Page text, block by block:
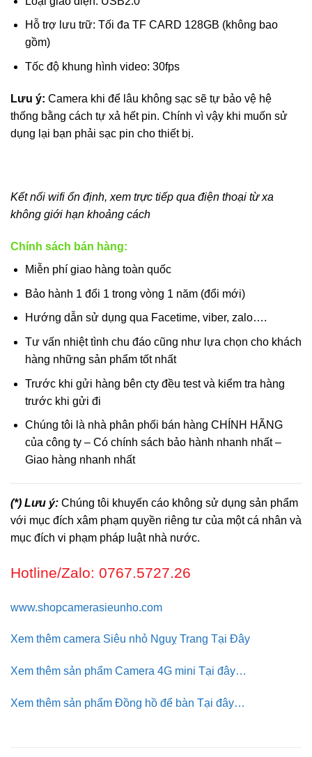
Hỗ trợ lưu trữ: Tối đa TF CARD 128GB (không bao
gồm)
Tốc độ khung hình video: 30fps
Lưu ý: Camera khi để lâu không sạc sẽ tự bảo vệ hệ
thống bằng cách tự xả hết pin. Chính vì vậy khi muốn sử
dụng lại bạn phải sạc pin cho thiết bị.
Kết nối wifi ổn định, xem trực tiếp qua điện thoại từ xa
không giới hạn khoảng cách
Chính sách bán hàng:
Miễn phí giao hàng toàn quốc
Bảo hành 1 đổi 1 trong vòng 1 năm (đổi mới)
Hướng dẫn sử dụng qua Facetime, viber, zalo….
Tư vấn nhiệt tình chu đáo cũng như lựa chọn cho khách
hàng những sản phẩm tốt nhất
Trước khi gửi hàng bên cty đều test và kiểm tra hàng
trước khi gửi đi
Chúng tôi là nhà phân phối bán hàng CHÍNH HÃNG
của công ty – Có chính sách bảo hành nhanh nhất –
Giao hàng nhanh nhất
(*) Lưu ý: Chúng tôi khuyến cáo không sử dụng sản phẩm
với mục đích xâm phạm quyền riêng tư của một cá nhân và
mục đích vi phạm pháp luật nhà nước.
Hotline/Zalo: 0767.5727.26
www.shopcamerasieunho.com
Xem thêm camera Siêu nhỏ Nguỵ Trang Tại Đây
Xem thêm sản phẩm Camera 4G mini Tại đây…
Xem thêm sản phẩm Đồng hồ để bàn Tại đây…